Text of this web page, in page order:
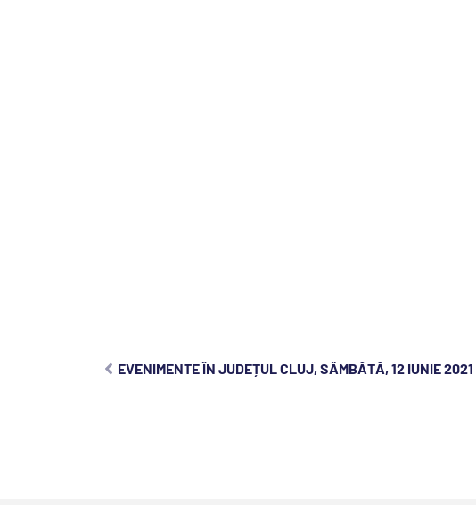
EVENIMENTE ÎN JUDEȚUL CLUJ, SÂMBĂTĂ, 12 IUNIE 2021